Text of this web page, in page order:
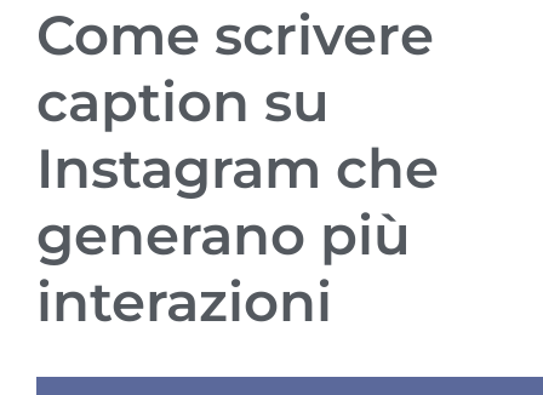
Come scrivere
caption su
Instagram che
generano più
interazioni